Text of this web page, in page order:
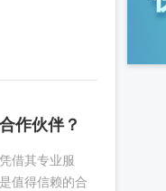
作伙伴？
借其专业服
值得信赖的合